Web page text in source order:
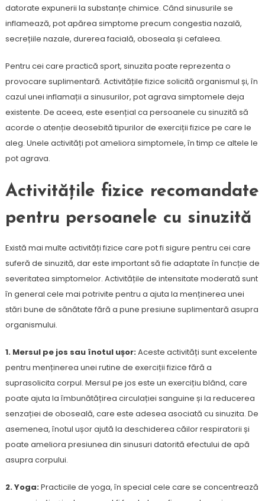
datorate expunerii la substanțe chimice. Când sinusurile se
inflamează, pot apărea simptome precum congestia nazală,
secrețiile nazale, durerea facială, oboseala și cefaleea.
Pentru cei care practică sport, sinuzita poate reprezenta o
provocare suplimentară. Activitățile fizice solicită organismul și, în
cazul unei inflamații a sinusurilor, pot agrava simptomele deja
existente. De aceea, este esențial ca persoanele cu sinuzită să
acorde o atenție deosebită tipurilor de exerciții fizice pe care le
aleg. Unele activități pot ameliora simptomele, în timp ce altele le
pot agrava.
Activitățile fizice recomandate
pentru persoanele cu sinuzită
Există mai multe activități fizice care pot fi sigure pentru cei care
suferă de sinuzită, dar este important să fie adaptate în funcție de
severitatea simptomelor. Activitățile de intensitate moderată sunt
în general cele mai potrivite pentru a ajuta la menținerea unei
stări bune de sănătate fără a pune presiune suplimentară asupra
organismului.
1. Mersul pe jos sau înotul ușor:Aceste activități sunt excelente
pentru menținerea unei rutine de exerciții fizice fără a
suprasolicita corpul. Mersul pe jos este un exercițiu blând, care
poate ajuta la îmbunătățirea circulației sanguine și la reducerea
senzației de oboseală, care este adesea asociată cu sinuzita. De
asemenea, înotul ușor ajută la deschiderea căilor respiratorii și
poate ameliora presiunea din sinusuri datorită efectului de apă
asupra corpului.
2. Yoga:Practicile de yoga, în special cele care se concentrează